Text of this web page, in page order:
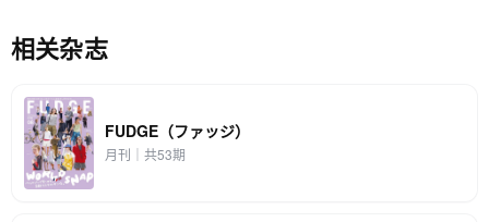
相关杂志
FUDGE（ファッジ）
月刊｜共53期